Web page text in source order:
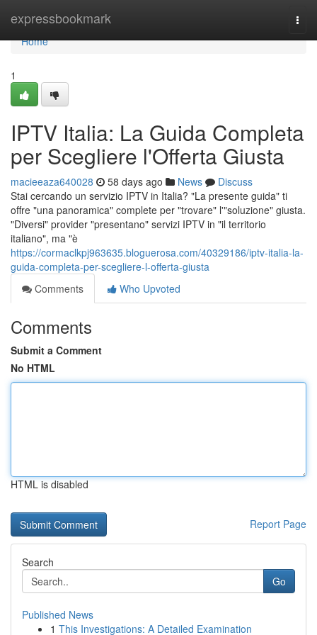
expressbookmark
Home
Home
1
IPTV Italia: La Guida Completa
per Scegliere l'Offerta Giusta
macieeaza640028 58 days ago News
Discuss
Stai cercando un servizio IPTV in Italia? "La presente guida" ti
offre "una panoramica" complete per "trovare" l'"soluzione" giusta.
"Diversi" provider "presentano" servizi IPTV in "il territorio
italiano", ma "è
https://cormaclkpj963635.bloguerosa.com/40329186/iptv-italia-la-
guida-completa-per-scegliere-l-offerta-giusta
Comments
Who Upvoted
Comments
Submit a Comment
No HTML
HTML is disabled
Report Page
Search
Go
Published News
1 This Investigations: A Detailed Examination